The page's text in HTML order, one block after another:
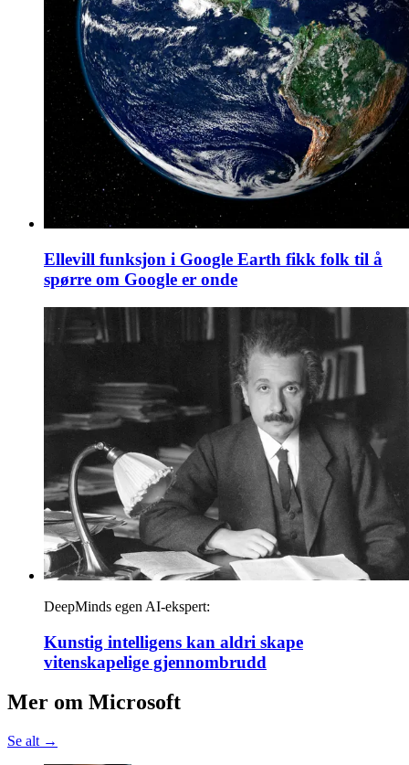
Ellevill funksjon i Google Earth fikk folk til å
spørre om Google er onde
DeepMinds egen AI-ekspert:
Kunstig intelligens kan aldri skape
vitenskapelige gjennombrudd
Mer om Microsoft
Se alt →